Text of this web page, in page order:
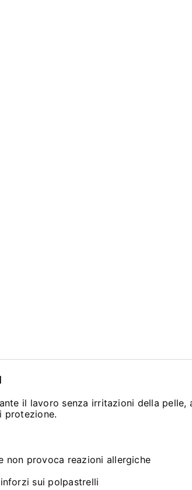
il lavoro senza irritazioni della pelle,
protezione.
non provoca reazioni allergiche
sui polpastrelli